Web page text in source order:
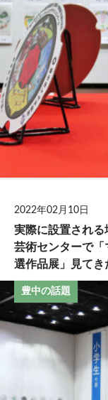
2022年02月10日
実際に設置され
芸術センターで
選作品展」見てき
豊中の話題